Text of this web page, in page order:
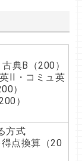
典B（200）
II・コミュ英
）
）
方式
点換算（20